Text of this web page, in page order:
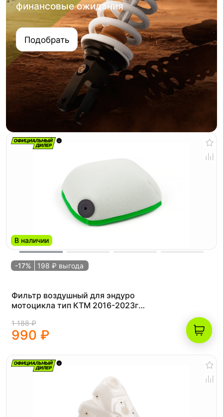
финансовые ожидания
Подобрать
В наличии
-17% 198 ₽ выгода
Фильтр воздушный для эндуро
мотоцикла тип КТМ 2016-2023г
1 188 ₽
990 ₽